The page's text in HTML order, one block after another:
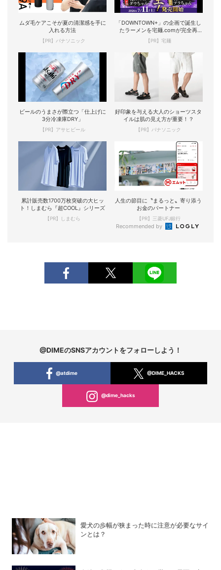
ムダ毛ケアこそが夏の清潔感を手に
入れる方法
【PR】パナソニック
「DOWNTOWN+」の企画で誕生し
たラーメンを宅麺.comが完全再
現！
【PR】宅麺
ビールのうまさが際立つ「仕上げに
3分冷凍庫DRY」
【PR】アサヒビール
好印象を与える大人のショーツスタ
イルは肌の見え方が重要！？
【PR】パナソニック
累計販売数1700万枚突破の大ヒッ
ト！しまむら『超COOL』シリーズ
【PR】しまむら
人生の節目に〝まるっと〟寄り添う
お金のパートナー
【PR】三菱UFJ銀行
Recommended by
@DIMEのSNSアカウントをフォローしよう！
@atdime @DIME_HACKS
@dime_hacks
愛犬の歩幅が狭まった時に注意が必要なサイ
ンとは？